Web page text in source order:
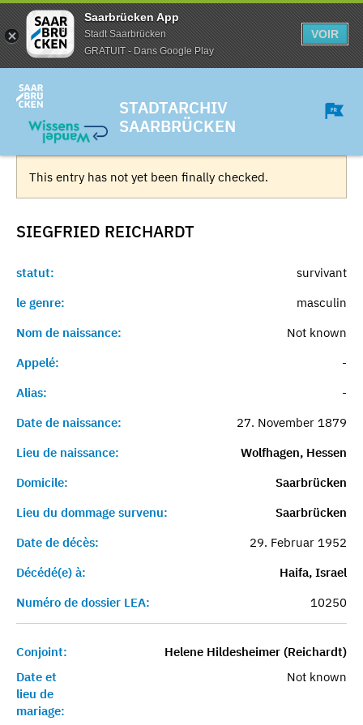
Saarbrücken App
Stadt Saarbrücken
GRATUIT - Dans Google Play
VOIR
STADTARCHIV
SAARBRÜCKEN
This entry has not yet been finally checked.
SIEGFRIED REICHARDT
statut:
survivant
le genre:
masculin
Nom de naissance:
Not known
Appelé:
-
Alias:
-
Date de naissance:
27. November 1879
Lieu de naissance:
Wolfhagen, Hessen
Domicile:
Saarbrücken
Lieu du dommage survenu:
Saarbrücken
Date de décès:
29. Februar 1952
Décédé(e) à:
Haifa, Israel
Numéro de dossier LEA:
10250
Conjoint:
Helene Hildesheimer (Reichardt)
Date et
lieu de
mariage:
Not known